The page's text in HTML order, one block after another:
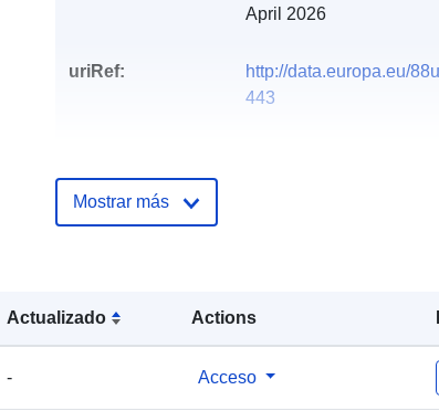
Actualizado Actions
- Acceso
April 2026
uriRef:
http://data.europa.eu/
443
Mostrar más